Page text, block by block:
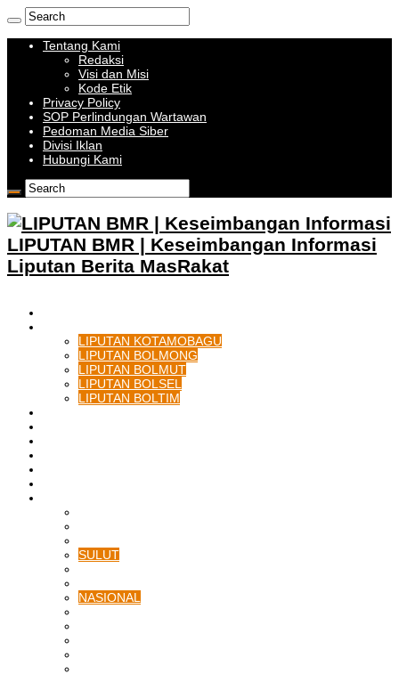
Tentang Kami
Redaksi
Visi dan Misi
Kode Etik
Privacy Policy
SOP Perlindungan Wartawan
Pedoman Media Siber
Divisi Iklan
Hubungi Kami
LIPUTAN BMR | Keseimbangan Informasi
Liputan Berita MasRakat
LIPUTAN KOTAMOBAGU
LIPUTAN BOLMONG
LIPUTAN BOLMUT
LIPUTAN BOLSEL
LIPUTAN BOLTIM
SULUT
NASIONAL